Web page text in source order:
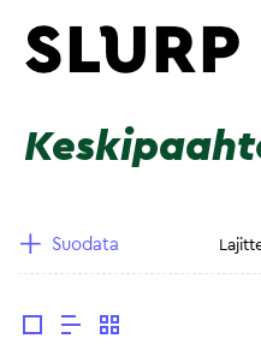
Suodata